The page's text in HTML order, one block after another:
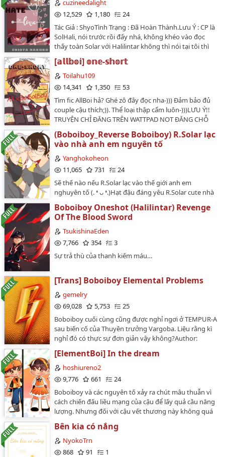
cuzineedalight
12,529
1,180
24
Tác Giả : ShyoTình Trạng : Đã Hoàn Thành.Lưu Ý : CP là
SolHali, nói trước rồi đấy nhá, không khéo vào đọc
thấy toàn Solar với Halilintar không thì nói tại tôi thì
một ngôi trường đại học và bạn phải giành được chiếc
'huy hiệu' thì mới được công nhận là 1 thành viên của
trường, nhưng Solar lại giành được nhiều hơn thế.
sẽ được lộ diện ra thôi.Các Boboiboy thuộc về Monsta,
mình chỉ mượn nhân vật và cải biến lại câu chuyện. Fic
này là ý tưởng từ tác giả : @NicoYamada . Và đã được
sự cho phép dịch sang ngôn ngữ khác và sử dụng nhé.
Cấm re-up lại dưới mọi hình thức khi chưa có sự đồng
[𝕒𝕝𝕝𝕓𝕠𝕚] 𝕠𝕟𝕖-𝕤𝕙𝕠𝕣𝕥
Toilahu109
14,341
1,350
53
Tìm fic AllBoi hả? Ghé zô đây đọc nha-))) Đảm bảo đủ
couple cậu thích;)). Thể loại thập cẩm luôn-)))LƯU Ý!!
TRUYỆN CHỈ ĐĂNG TRÊN WATTPAD NOT ĐĂNG CHỖ
𝙩𝙝𝙪𝙤̣̂𝙘 𝙫𝙚̂̀ 𝙩𝙤̂𝙞*𝙓𝙞𝙣 𝙫𝙪𝙞 𝙡𝙤̀𝙣𝙜 𝙠𝙝𝙤̂𝙣𝙜 𝙧𝙚-𝙪𝙥 𝙠𝙝𝙞 𝙘𝙝𝙪̛𝙖
𝙘𝙤́ 𝙨𝙪̛̣ 𝙘𝙝𝙤 𝙥𝙝𝙚́𝙥 𝙘𝙪̉𝙖 𝙩𝙖́𝙘 𝙜𝙞𝙖̉..------------------------
Author: Orin DorianIdea: OrinEdit: OrinBìa:
@fuyuchino..------------------------…
(Boboiboy_Reverse Boboiboy) R.Solar lạc
vào nhà anh em nguyên tố
Yanghokoheon
11,065
731
24
Sẽ thế nào nếu R.Solar lạc vào thế giới anh em
nghuyên tố (. ❛ ᴗ ❛.)Hạt đậu đáng yêu R.Solar cute nhà
nhiều thứ khiến cho mọi người ko thích thì vui lòng
click back ! Chứ tôi ko rảnh đọc comment toxic của mọi
người! Xin cảm ơn vì đã đọc!…
Boboiboy Oneshot (Halilintar) Revenge
Of The Blood Sword
TsukishinaEden
7,766
354
3
Sự trả thù của thanh kiếm máu…
[Trans] Boboiboy Elemental Problems
gemelry
69,028
5,753
25
Boboiboy cuối cùng cũng được nghỉ ngơi ở TEMPUR-A
sau biến cố của Thuyền trưởng Vargoba. Liệu rằng kì
nghỉ đó có thực sự đơn giản vậy không?Author:
[ElementBoi] In the dream
hoshiureno2
9,776
661
24
Boboiboy và các nguyên tố xảy ra chút mâu thuẫn vì
cách chiến đấu liều mạng của cậu để lấy quả cầu năng
lượng. Nhưng đối với cậu vết thương này không quá
nghiêm trọng, cùng lắm là nằm giường vài tháng
chẳng đáng để lo. Nhưng làm sao họ không thể lo cho
chủ nhân của mình được, người mà họ quan tâm hơn
cả mạng sống của
Bên kia có nắng
NyokoTrn
868
91
1